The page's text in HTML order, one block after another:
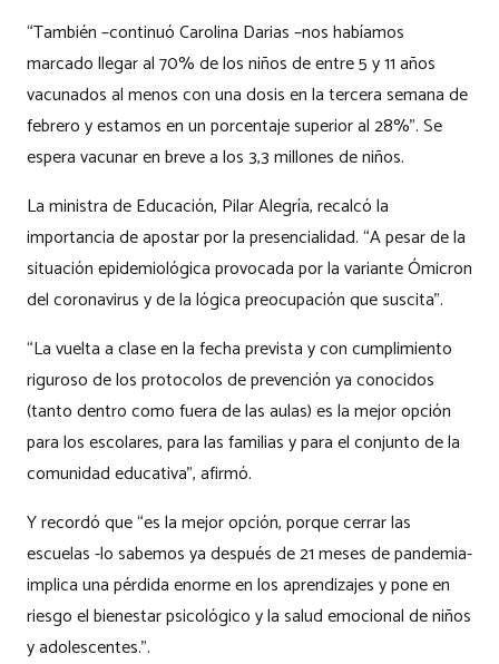
“También –continuó Carolina Darias –nos habíamos
marcado llegar al 70% de los niños de entre 5 y 11 años
vacunados al menos con una dosis en la tercera semana de
febrero y estamos en un porcentaje superior al 28%”. Se
espera vacunar en breve a los 3,3 millones de niños.
La ministra de Educación, Pilar Alegría, recalcó la
importancia de apostar por la presencialidad. “A pesar de la
situación epidemiológica provocada por la variante Ómicron
del coronavirus y de la lógica preocupación que suscita”.
“La vuelta a clase en la fecha prevista y con cumplimiento
riguroso de los protocolos de prevención ya conocidos
(tanto dentro como fuera de las aulas) es la mejor opción
para los escolares, para las familias y para el conjunto de la
comunidad educativa”, afirmó.
Y recordó que “es la mejor opción, porque cerrar las
escuelas -lo sabemos ya después de 21 meses de pandemia-
implica una pérdida enorme en los aprendizajes y pone en
riesgo el bienestar psicológico y la salud emocional de niños
y adolescentes.”.